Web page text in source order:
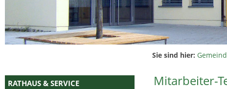
RATHAUS & SERVICE
Sie sind hier:
Mitarbeiter-